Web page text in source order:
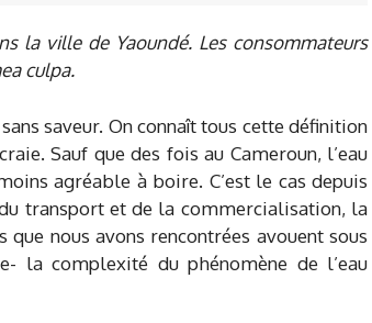
la ville de Yaoundé. Les consommateurs
culpa.
saveur. On connaît tous cette définition
Sauf que des fois au Cameroun, l’eau
agréable à boire. C’est le cas depuis
transport et de la commercialisation, la
nous avons rencontrées avouent sous
la complexité du phénomène de l’eau